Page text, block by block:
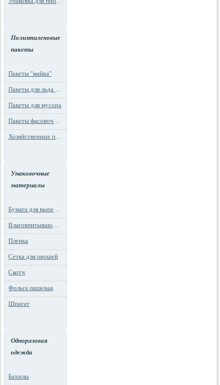
Полиэтиленовые
пакеты
Пакеты "майка"
Пакеты для льда и заморозки
Пакеты для мусора
Пакеты фасовочные
Хозяйственные пакеты
Упаковочные
материалы
Бумага для выпечки
Влаговпитывающие вкладыши
Пленка
Сетка для овощей
Скотч
Фольга пищевая
Шпагат
Одноразовая
одежда
Бахилы